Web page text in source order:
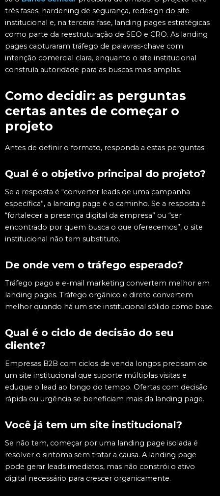
três fases: hardening de segurança, redesign do site
institucional e, na terceira fase, landing pages estratégicas
como parte da reestruturação de SEO e CRO. As landing
pages capturaram tráfego de palavras-chave com
intenção comercial clara, enquanto o site institucional
construía autoridade para as buscas mais amplas.
Como decidir: as perguntas
certas antes de começar o
projeto
Antes de definir o formato, responda a estas perguntas:
Qual é o objetivo principal do projeto?
Se a resposta é “converter leads de uma campanha
específica”, a landing page é o caminho. Se a resposta é
“fortalecer a presença digital da empresa” ou “ser
encontrado por quem busca o que oferecemos”, o site
institucional não tem substituto.
De onde vem o tráfego esperado?
Tráfego pago e e-mail marketing convertem melhor em
landing pages. Tráfego orgânico e direto convertem
melhor quando há um site institucional sólido como base.
Qual é o ciclo de decisão do seu
cliente?
Empresas B2B com ciclos de venda longos precisam de
um site institucional que suporte múltiplas visitas e
eduque o lead ao longo do tempo. Ofertas com decisão
rápida ou urgência se beneficiam mais da landing page.
Você já tem um site institucional?
Se não tem, começar por uma landing page isolada é
resolver o sintoma sem tratar a causa. A landing page
pode gerar leads imediatos, mas não constrói o ativo
digital necessário para crescer organicamente.